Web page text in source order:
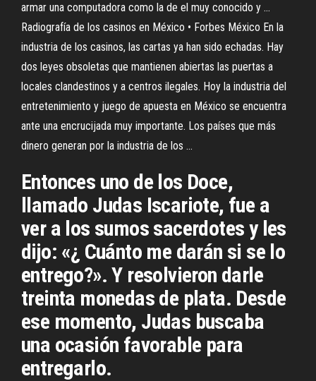
armar una computadora como la de el muy conocido y ...
Radiografía de los casinos en México • Forbes México En la
industria de los casinos, las cartas ya han sido echadas. Hay
dos leyes obsoletas que mantienen abiertas las puertas a
locales clandestinos y a centros ilegales. Hoy la industria del
entretenimiento y juego de apuesta en México se encuentra
ante una encrucijada muy importante. Los países que más
dinero generan por la industria de los ...
Entonces uno de los Doce,
llamado Judas Iscariote, fue a
ver a los sumos sacerdotes y les
dijo: «¿ Cuánto me darán si se lo
entrego?». Y resolvieron darle
treinta monedas de plata. Desde
ese momento, Judas buscaba
una ocasión favorable para
entregarlo.